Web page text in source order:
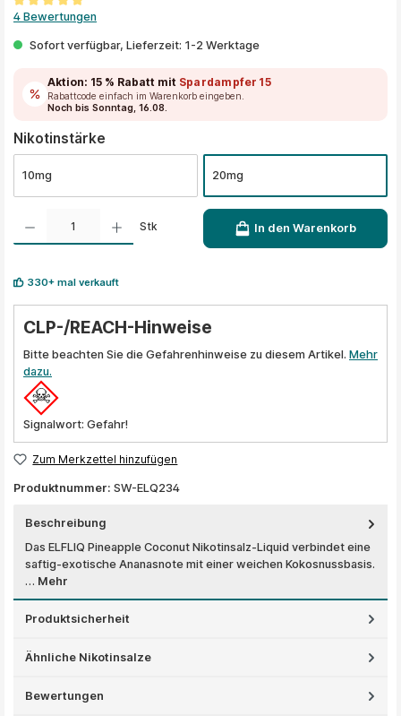
Durchschnittliche Bewertung von 5 von 5 Sternen
4 Bewertungen
Sofort verfügbar, Lieferzeit: 1-2 Werktage
Aktion: 15 % Rabatt mit Spardampfer15
Rabattcode einfach im Warenkorb eingeben.
Noch bis Sonntag, 16.08.
Nikotinstärke
10mg 20mg
Produkt Anzahl: Gib den gewünschten Wert ein oder benutze die Schaltflächen um die
Stk In den Warenkorb
330+ mal verkauft
CLP-/REACH-Hinweise
Bitte beachten Sie die Gefahrenhinweise zu diesem Artikel. Mehr
dazu.
Signalwort: Gefahr!
Zum Merkzettel hinzufügen
Produktnummer: SW-ELQ234
Beschreibung
Das ELFLIQ Pineapple Coconut Nikotinsalz-Liquid verbindet eine
saftig-exotische Ananasnote mit einer weichen Kokosnussbasis.
… Mehr
Produktsicherheit
Ähnliche Nikotinsalze
Bewertungen